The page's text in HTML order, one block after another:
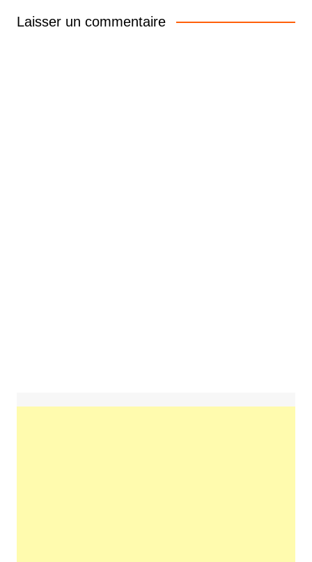
Laisser un commentaire